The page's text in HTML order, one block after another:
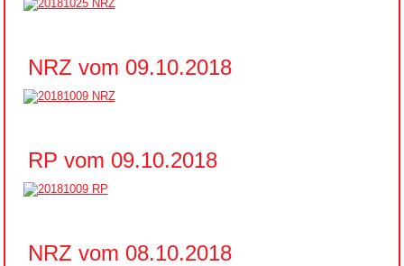
NRZ vom 09.10.2018
RP vom 09.10.2018
NRZ vom 08.10.2018